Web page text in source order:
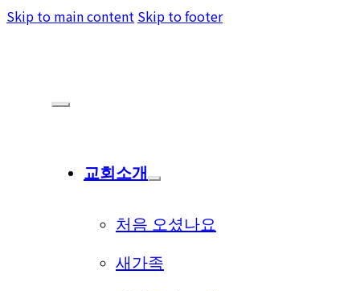
Skip to main content Skip to footer
교회소개
처음 오셨나요
새가족